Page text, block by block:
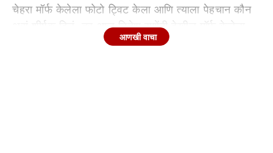
चेहरा मॉर्फ केलेला फोटो ट्विट केला आणि त्याला पेहचान कौन
असं शीर्षक दिलं. तर आज नितेश राणेंनी देखील मॉर्फ केलेला
डुकराचा फोटो ट्विट केला आहे. आणि ही प्रजाती फक्त भंगारात
आणखी वाचा